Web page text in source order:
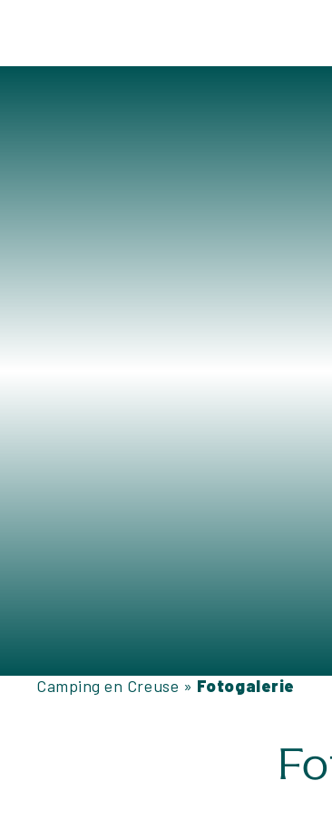
Camping en Creuse » Fotogalerie